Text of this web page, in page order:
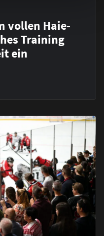
vollen Haie-
Training
ein